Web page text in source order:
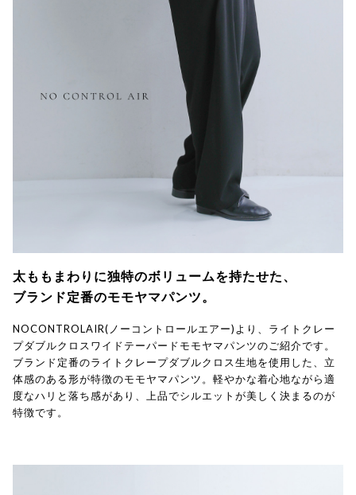
太ももまわりに独特のボリュームを持たせた、
ブランド定番のモモヤマパンツ。
NOCONTROLAIR(ノーコントロールエアー)より、ライトクレー
プダブルクロスワイドテーパードモモヤマパンツのご紹介です。
ブランド定番のライトクレープダブルクロス生地を使用した、立
体感のある形が特徴のモモヤマパンツ。軽やかな着心地ながら適
度なハリと落ち感があり、上品でシルエットが美しく決まるのが
特徴です。